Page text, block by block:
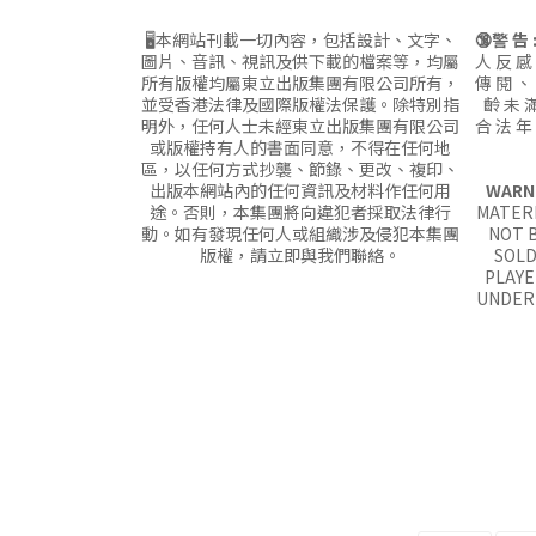
🖥本網站刊載一切內容，包括設計、文字、
圖片、音訊、視訊及供下載的檔案等，均屬
所有版權均屬東立出版集團有限公司所有，
並受香港法律及國際版權法保護。除特別指
明外，任何人士未經東立出版集團有限公司
或版權持有人的書面同意，不得在任何地
區，以任何方式抄襲、節錄、更改、複印、
出版本網站內的任何資訊及材料作任何用
途。否則，本集團將向違犯者採取法律行
動。如有發現任何人或組織涉及侵犯本集團
版權，請立即與我們聯絡。
🔞警 告 :
人 反 感
傳 閱
齡 未
合 法
NOT